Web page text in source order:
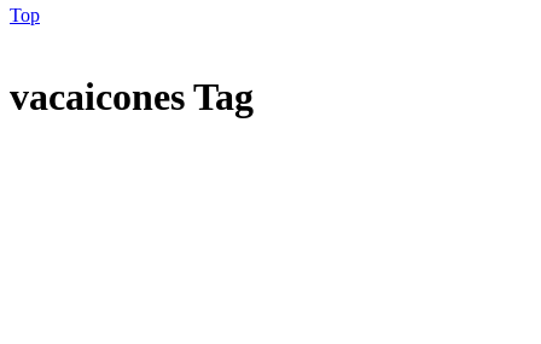
Top
vacaicones Tag